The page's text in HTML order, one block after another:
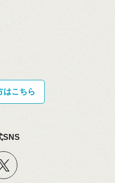
はこちら
SNS